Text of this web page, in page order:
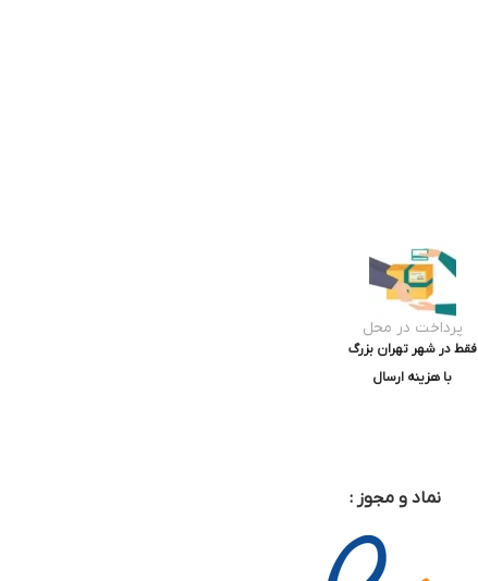
پرداخت در محل
فقط در شهر تهران بزرگ
با هزینه ارسال
نماد و مجوز :